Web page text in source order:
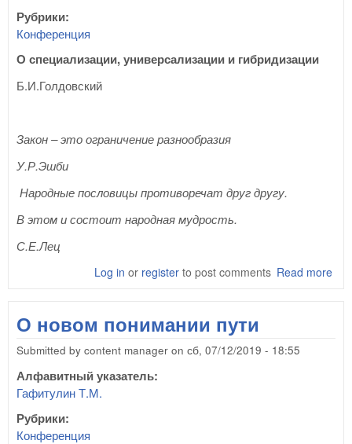
Рубрики:
Конференция
О специализации, универсализации и гибридизации
Б.И.Голдовский
Закон – это ограничение разнообразия
У.Р.Эшби
Народные пословицы противоречат друг другу.
В этом и состоит народная мудрость.
С.Е.Лец
Read more
Log in or register to post comments
О новом понимании пути
Submitted by content manager on сб, 07/12/2019 - 18:55
Алфавитный указатель:
Гафитулин Т.М.
Рубрики:
Конференция